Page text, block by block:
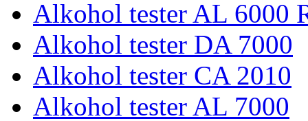
Alkohol tester AL 6000
Alkohol tester DA 7000
Alkohol tester CA 2010
Alkohol tester AL 7000